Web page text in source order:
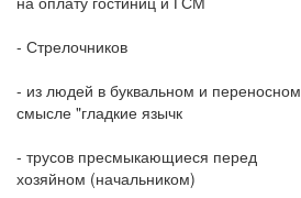
- Стрелочников
- из людей в буквальном и переносном
смысле "гладкие язычк
- трусов пресмыкающиеся перед
хозяйном (начальником)